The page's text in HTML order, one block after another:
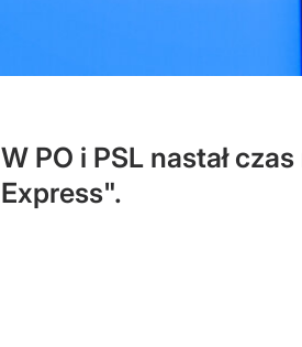
W PO i PSL nastał
Express".